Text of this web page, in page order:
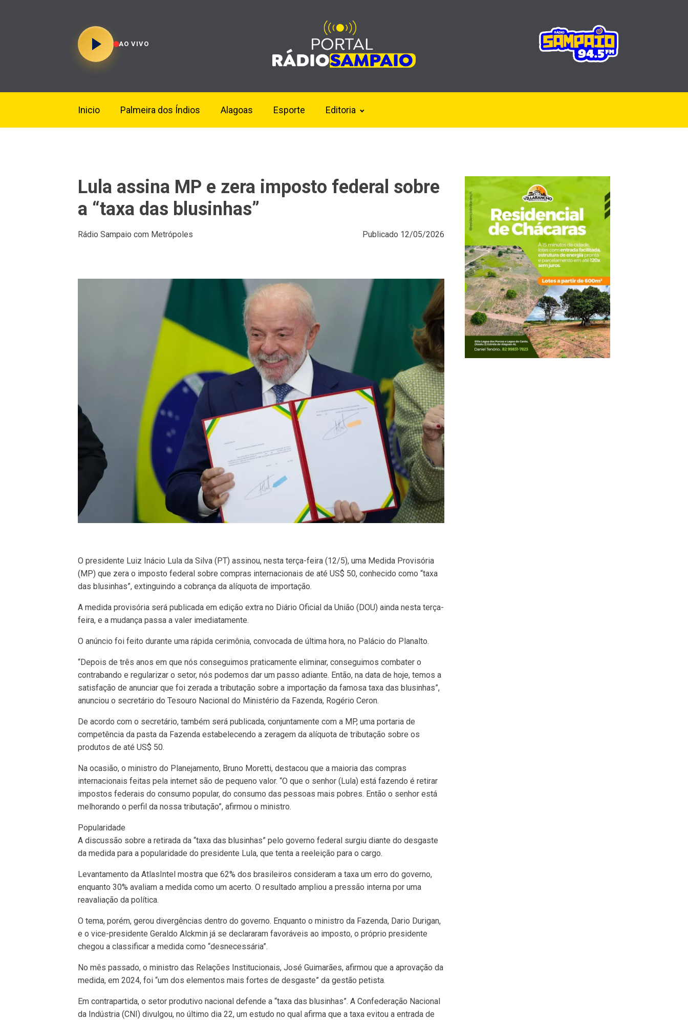
AO VIVO
Inicio Palmeira dos Índios Alagoas Esporte Editoria
Lula assina MP e zera imposto federal sobre
a “taxa das blusinhas”
Rádio Sampaio com Metrópoles Publicado 12/05/2026
O presidente Luiz Inácio Lula da Silva (PT) assinou, nesta terça-feira (12/5), uma Medida Provisória
(MP) que zera o imposto federal sobre compras internacionais de até US$ 50, conhecido como “taxa
das blusinhas”, extinguindo a cobrança da alíquota de importação.
A medida provisória será publicada em edição extra no Diário Oficial da União (DOU) ainda nesta terça-
feira, e a mudança passa a valer imediatamente.
O anúncio foi feito durante uma rápida cerimônia, convocada de última hora, no Palácio do Planalto.
“Depois de três anos em que nós conseguimos praticamente eliminar, conseguimos combater o
contrabando e regularizar o setor, nós podemos dar um passo adiante. Então, na data de hoje, temos a
satisfação de anunciar que foi zerada a tributação sobre a importação da famosa taxa das blusinhas”,
anunciou o secretário do Tesouro Nacional do Ministério da Fazenda, Rogério Ceron.
De acordo com o secretário, também será publicada, conjuntamente com a MP, uma portaria de
competência da pasta da Fazenda estabelecendo a zeragem da alíquota de tributação sobre os
produtos de até US$ 50.
Na ocasião, o ministro do Planejamento, Bruno Moretti, destacou que a maioria das compras
internacionais feitas pela internet são de pequeno valor. “O que o senhor (Lula) está fazendo é retirar
impostos federais do consumo popular, do consumo das pessoas mais pobres. Então o senhor está
melhorando o perfil da nossa tributação”, afirmou o ministro.
Popularidade
A discussão sobre a retirada da “taxa das blusinhas” pelo governo federal surgiu diante do desgaste
da medida para a popularidade do presidente Lula, que tenta a reeleição para o cargo.
Levantamento da AtlasIntel mostra que 62% dos brasileiros consideram a taxa um erro do governo,
enquanto 30% avaliam a medida como um acerto. O resultado ampliou a pressão interna por uma
reavaliação da política.
O tema, porém, gerou divergências dentro do governo. Enquanto o ministro da Fazenda, Dario Durigan,
e o vice-presidente Geraldo Alckmin já se declararam favoráveis ao imposto, o próprio presidente
chegou a classificar a medida como “desnecessária”.
No mês passado, o ministro das Relações Institucionais, José Guimarães, afirmou que a aprovação da
medida, em 2024, foi “um dos elementos mais fortes de desgaste” da gestão petista.
Em contrapartida, o setor produtivo nacional defende a “taxa das blusinhas”. A Confederação Nacional
da Indústria (CNI) divulgou, no último dia 22, um estudo no qual afirma que a taxa evitou a entrada de